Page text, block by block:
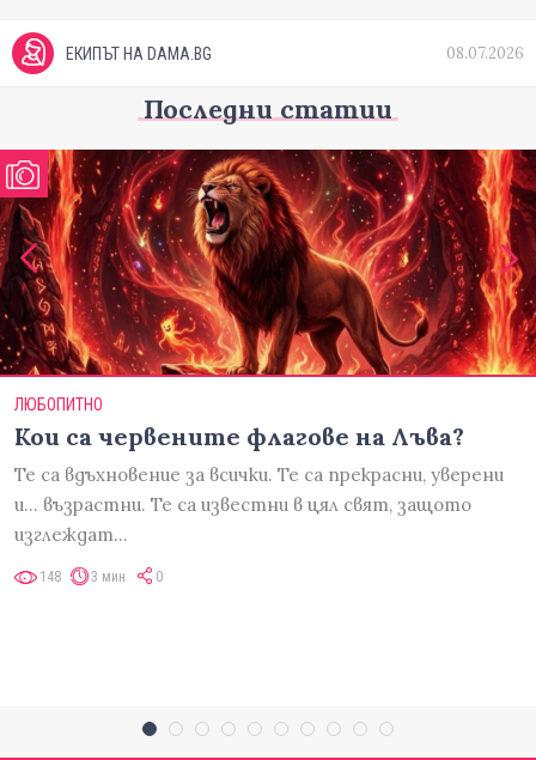
ЕКИПЪТ НА DAMA.BG 08.07.2026
Последни статии
ЛЮБОПИТНО
Кои са червените флагове на Лъва?
Те са вдъхновение за всички. Те са прекрасни, уверени
и... възрастни. Те са известни в цял свят, защото
изглеждат…
148 3 мин 0